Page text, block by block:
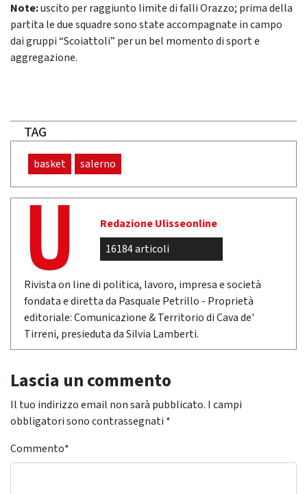
Note:uscito per raggiunto limite di falli Orazzo; prima della
partita le due squadre sono state accompagnate in campo
dai gruppi “Scoiattoli” per un bel momento di sport e
aggregazione.
TAG
basket salerno
Redazione Ulisseonline
16184 articoli
Rivista on line di politica, lavoro, impresa e società
fondata e diretta da Pasquale Petrillo - Proprietà
editoriale: Comunicazione & Territorio di Cava de'
Tirreni, presieduta da Silvia Lamberti.
Lascia un commento
Il tuo indirizzo email non sarà pubblicato. I campi
obbligatori sono contrassegnati *
Commento*